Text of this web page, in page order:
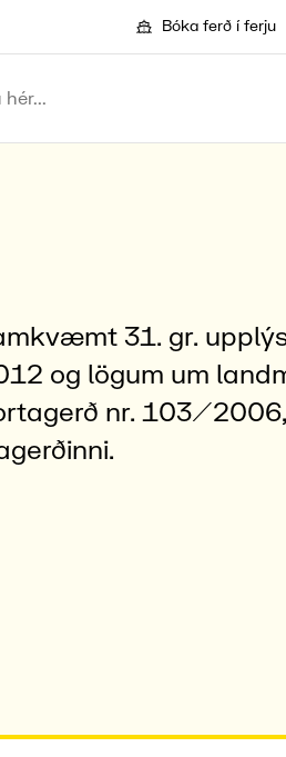
Bóka ferð í ferju
31. gr.
og lögum um
nr. 103/